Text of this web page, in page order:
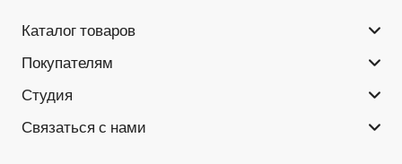
Каталог товаров
Покупателям
Студия
Связаться с нами